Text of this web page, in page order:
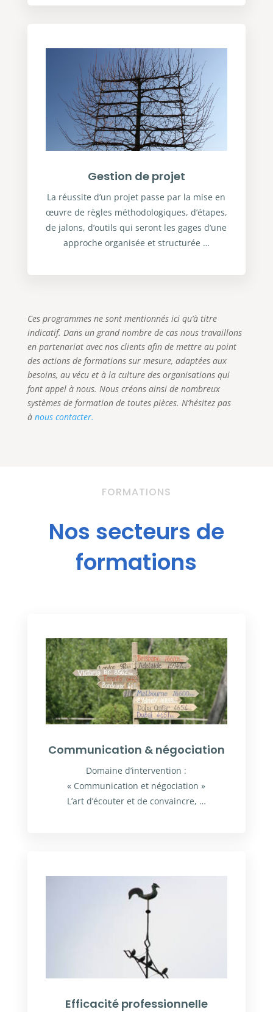
Gestion de projet
La réussite d’un projet passe par la mise en
œuvre de règles méthodologiques, d’étapes,
de jalons, d’outils qui seront les gages d’une
approche organisée et structurée …
Ces programmes ne sont mentionnés ici qu’à titre
indicatif. Dans un grand nombre de cas nous travaillons
en partenariat avec nos clients afin de mettre au point
des actions de formations sur mesure, adaptées aux
besoins, au vécu et à la culture des organisations qui
font appel à nous. Nous créons ainsi de nombreux
systèmes de formation de toutes pièces. N’hésitez pas
à nous contacter.
FORMATIONS
Nos secteurs de
formations
Communication & négociation
Domaine d’intervention :
« Communication et négociation »
L’art d’écouter et de convaincre, …
Efficacité professionnelle